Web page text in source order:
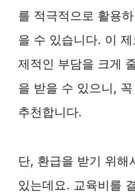
를 적극적으로 활용
을 수 있습니다. 이
제적인 부담을 크게
을 받을 수 있으니,
추천합니다.
단, 환급을 받기 위해
있는데요. 교육비를